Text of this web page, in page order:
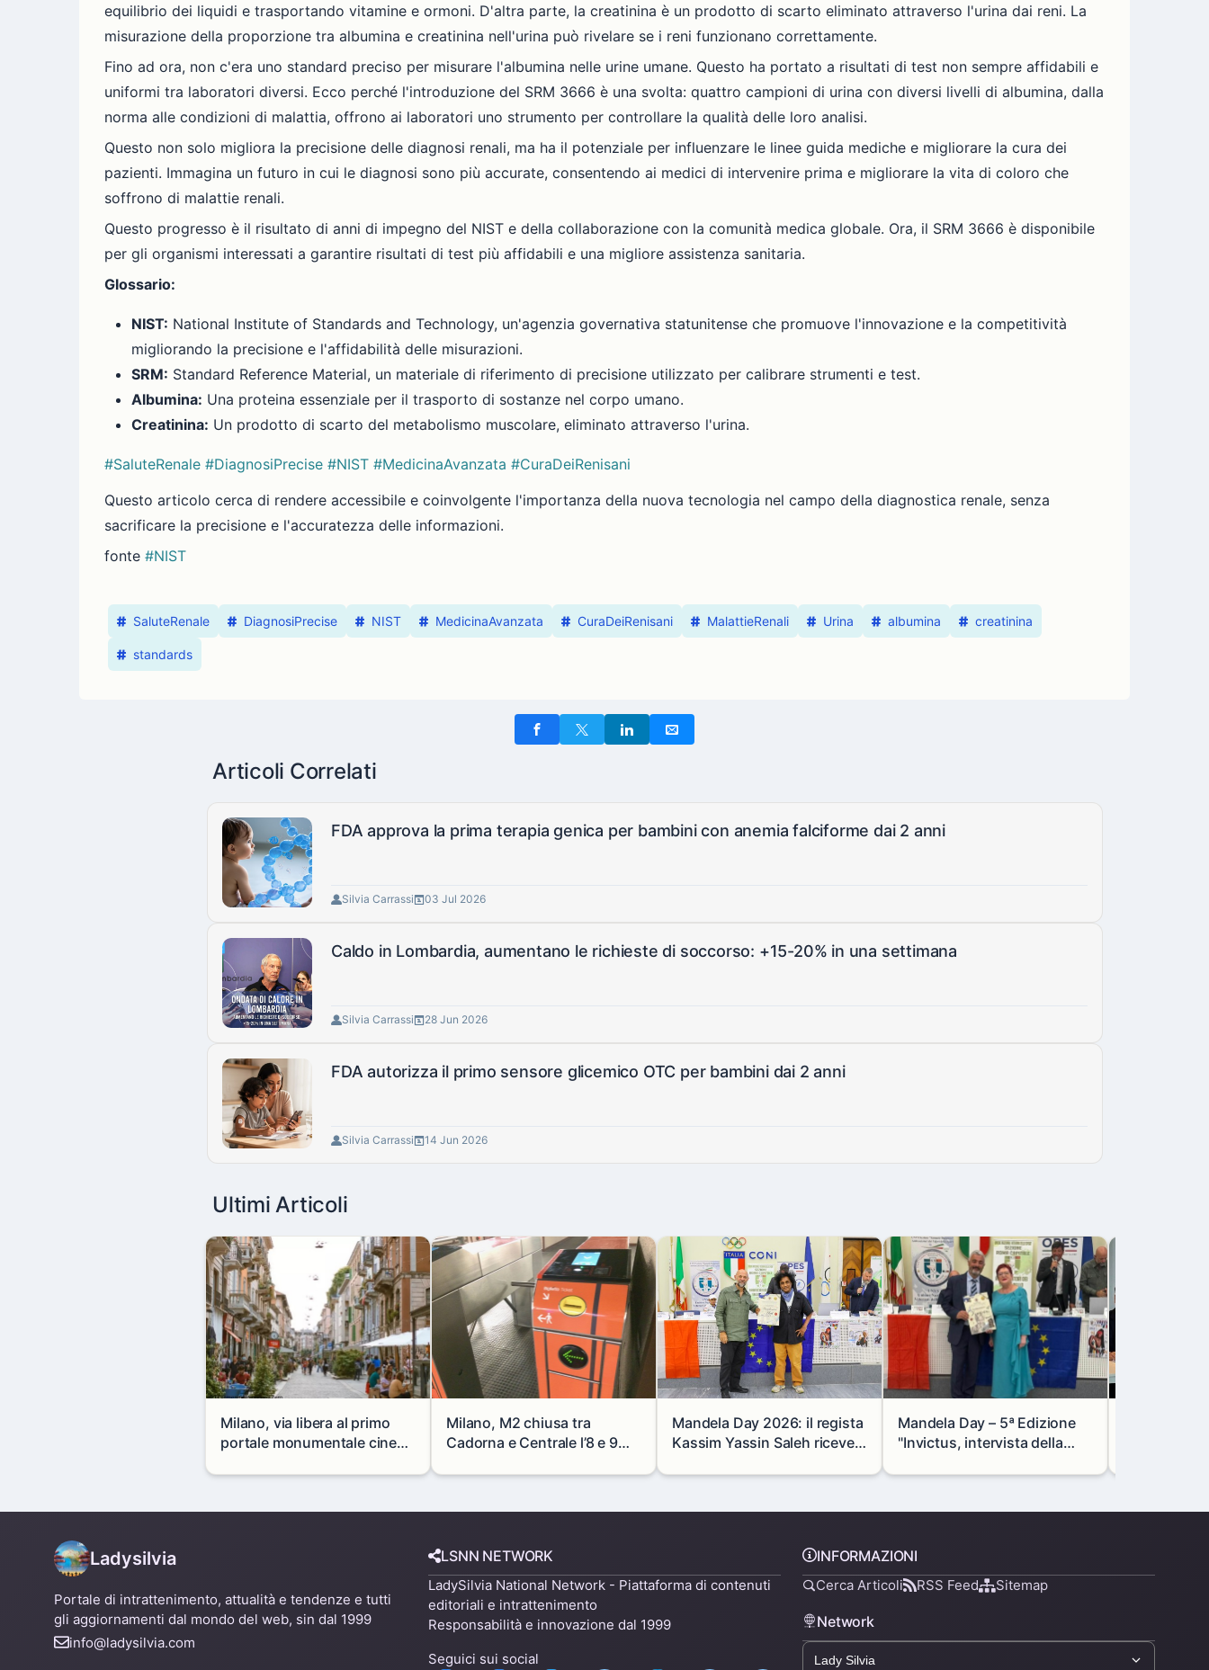
equilibrio dei liquidi e trasportando vitamine e ormoni. D'altra parte, la creatinina è un prodotto di scarto eliminato attraverso l'urina dai reni. La
misurazione della proporzione tra albumina e creatinina nell'urina può rivelare se i reni funzionano correttamente.
Fino ad ora, non c'era uno standard preciso per misurare l'albumina nelle urine umane. Questo ha portato a risultati di test non sempre affidabili e
uniformi tra laboratori diversi. Ecco perché l'introduzione del SRM 3666 è una svolta: quattro campioni di urina con diversi livelli di albumina, dalla
norma alle condizioni di malattia, offrono ai laboratori uno strumento per controllare la qualità delle loro analisi.
Questo non solo migliora la precisione delle diagnosi renali, ma ha il potenziale per influenzare le linee guida mediche e migliorare la cura dei
pazienti. Immagina un futuro in cui le diagnosi sono più accurate, consentendo ai medici di intervenire prima e migliorare la vita di coloro che
soffrono di malattie renali.
Questo progresso è il risultato di anni di impegno del NIST e della collaborazione con la comunità medica globale. Ora, il SRM 3666 è disponibile
per gli organismi interessati a garantire risultati di test più affidabili e una migliore assistenza sanitaria.
Glossario:
NIST: National Institute of Standards and Technology, un'agenzia governativa statunitense che promuove l'innovazione e la competitività
migliorando la precisione e l'affidabilità delle misurazioni.
SRM: Standard Reference Material, un materiale di riferimento di precisione utilizzato per calibrare strumenti e test.
Albumina: Una proteina essenziale per il trasporto di sostanze nel corpo umano.
Creatinina: Un prodotto di scarto del metabolismo muscolare, eliminato attraverso l'urina.
#SaluteRenale #DiagnosiPrecise #NIST #MedicinaAvanzata #CuraDeiRenisani
Questo articolo cerca di rendere accessibile e coinvolgente l'importanza della nuova tecnologia nel campo della diagnostica renale, senza
sacrificare la precisione e l'accuratezza delle informazioni.
fonte #NIST
SaluteRenale DiagnosiPrecise NIST MedicinaAvanzata CuraDeiRenisani MalattieRenali Urina albumina creatinina
standards
Articoli Correlati
FDA approva la prima terapia genica per bambini con anemia falciforme dai 2 anni
Silvia Carrassi 03 Jul 2026
Caldo in Lombardia, aumentano le richieste di soccorso: +15-20% in una settimana
Silvia Carrassi 28 Jun 2026
FDA autorizza il primo sensore glicemico OTC per bambini dai 2 anni
Silvia Carrassi 14 Jun 2026
Ultimi Articoli
Milano, via libera al primo
portale monumentale cinese
Milano, M2 chiusa tra
Cadorna e Centrale l’8 e 9
alternative
Mandela Day 2026: il regista
Kassim Yassin Saleh riceve il
Mandela Day – 5ª Edizione
"Invictus, intervista della
Giovanni dell'AISM
Ladysilvia
Portale di intrattenimento, attualità e tendenze e tutti
gli aggiornamenti dal mondo del web, sin dal 1999
info@ladysilvia.com
LSNN NETWORK
LadySilvia National Network - Piattaforma di contenuti
editoriali e intrattenimento
Responsabilità e innovazione dal 1999
Seguici sui social
INFORMAZIONI
Cerca Articoli RSS Feed Sitemap
Network